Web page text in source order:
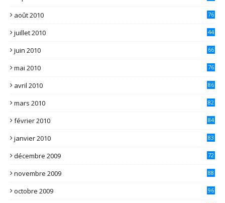
août 2010 76
juillet 2010 44
juin 2010 66
mai 2010 76
avril 2010 86
mars 2010 82
février 2010 84
janvier 2010 83
décembre 2009 72
novembre 2009 88
octobre 2009 96